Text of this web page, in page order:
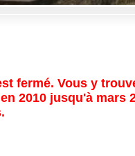
fermé. Vous y
en 2010 jusqu'à